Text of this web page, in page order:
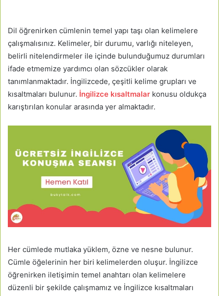
Dil öğrenirken cümlenin temel yapı taşı olan kelimelere
çalışmalısınız. Kelimeler, bir durumu, varlığı niteleyen,
belirli nitelendirmeler ile içinde bulunduğumuz durumları
ifade etmemize yardımcı olan sözcükler olarak
tanımlanmaktadır. İngilizcede, çeşitli kelime grupları ve
kısaltmaları bulunur. İngilizce kısaltmalar konusu oldukça
karıştırılan konular arasında yer almaktadır.
Her cümlede mutlaka yüklem, özne ve nesne bulunur.
Cümle öğelerinin her biri kelimelerden oluşur. İngilizce
öğrenirken iletişimin temel anahtarı olan kelimelere
düzenli bir şekilde çalışmamız ve İngilizce kısaltmaları